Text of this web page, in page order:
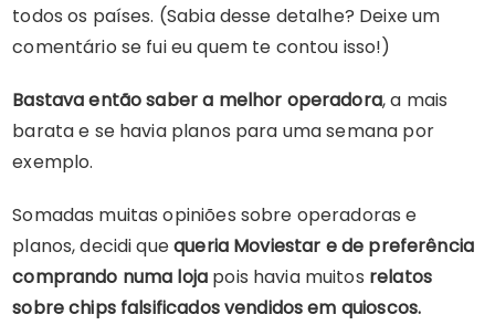
todos os países. (Sabia desse detalhe? Deixe um
comentário se fui eu quem te contou isso!)
Bastava então saber a melhor operadora, a mais
barata e se havia planos para uma semana por
exemplo.
Somadas muitas opiniões sobre operadoras e
planos, decidi quequeria Moviestar e de preferência
comprando numa loja pois havia muitos relatos
sobre chips falsificados vendidos em quioscos.